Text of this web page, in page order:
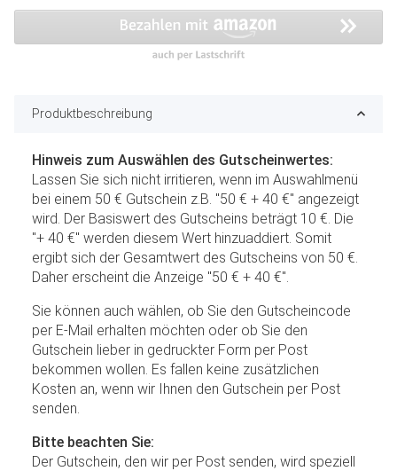
Produktbeschreibung
Hinweis zum Auswählen des Gutscheinwertes:
Lassen Sie sich nicht irritieren, wenn im Auswahlmenü
bei einem 50 € Gutschein z.B. "50 € + 40 €" angezeigt
wird. Der Basiswert des Gutscheins beträgt 10 €. Die
"+ 40 €" werden diesem Wert hinzuaddiert. Somit
ergibt sich der Gesamtwert des Gutscheins von 50 €.
Daher erscheint die Anzeige "50 € + 40 €".
Sie können auch wählen, ob Sie den Gutscheincode
per E-Mail erhalten möchten oder ob Sie den
Gutschein lieber in gedruckter Form per Post
bekommen wollen. Es fallen keine zusätzlichen
Kosten an, wenn wir Ihnen den Gutschein per Post
senden.
Bitte beachten Sie:
Der Gutschein, den wir per Post senden, wird speziell